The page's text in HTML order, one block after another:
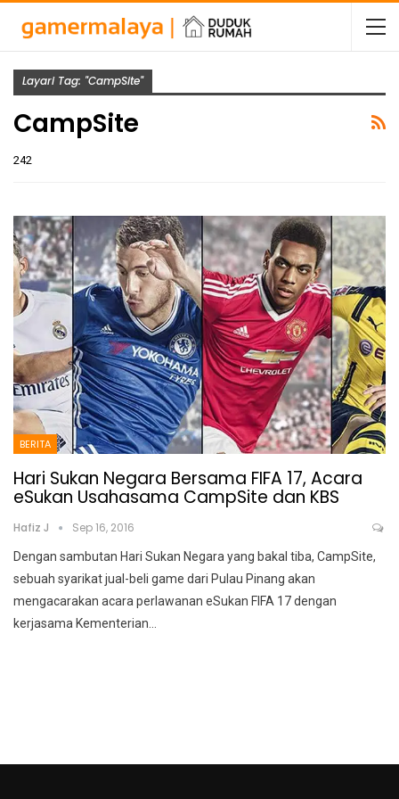
Layari Tag: "CampSite"
CampSite
242
BERITA
Hari Sukan Negara Bersama FIFA 17, Acara
eSukan Usahasama CampSite dan KBS
Hafiz J Sep 16, 2016
Dengan sambutan Hari Sukan Negara yang bakal tiba, CampSite,
sebuah syarikat jual-beli game dari Pulau Pinang akan
mengacarakan acara perlawanan eSukan FIFA 17 dengan
kerjasama Kementerian…